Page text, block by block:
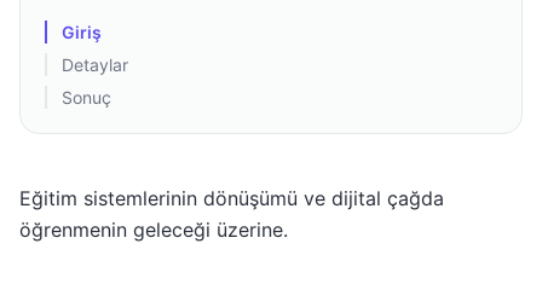
Giriş
Detaylar
Sonuç
Eğitim sistemlerinin dönüşümü ve dijital çağda
öğrenmenin geleceği üzerine.